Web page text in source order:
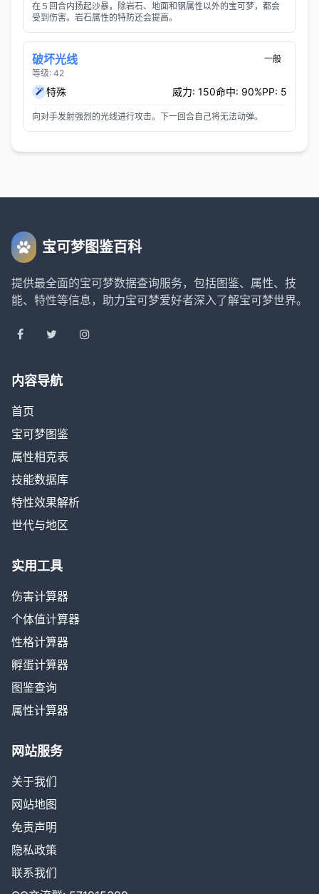
在５回合内扬起沙暴，除岩石、地面和钢属性以外的宝可梦，都会
受到伤害。岩石属性的特防还会提高。
破坏光线
等级: 42
一般
特殊 威力: 150命中: 90%PP: 5
向对手发射强烈的光线进行攻击。下一回合自己将无法动弹。
宝可梦图鉴百科
提供最全面的宝可梦数据查询服务，包括图鉴、属性、技
能、特性等信息，助力宝可梦爱好者深入了解宝可梦世界。
内容导航
首页
宝可梦图鉴
属性相克表
技能数据库
特性效果解析
世代与地区
实用工具
伤害计算器
个体值计算器
性格计算器
孵蛋计算器
图鉴查询
属性计算器
网站服务
关于我们
网站地图
免责声明
隐私政策
联系我们